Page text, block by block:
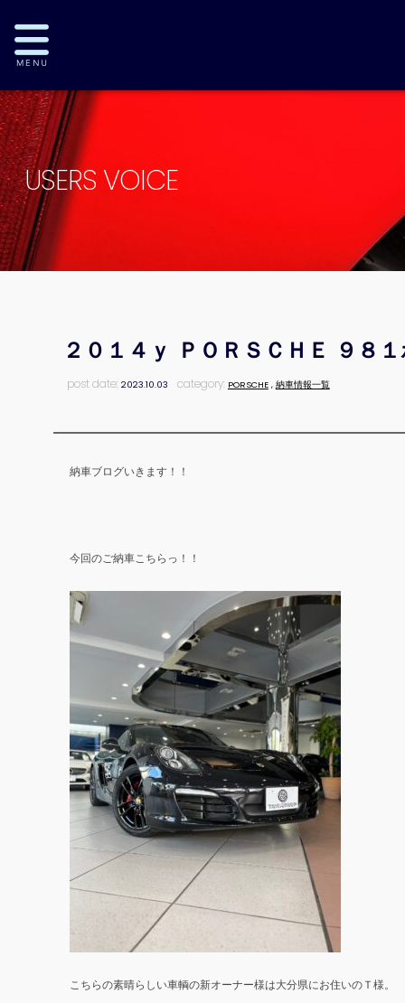
USERS VOICE
２０１４ｙ ＰＯＲＳＣＨＥ ９８
post date:2023.10.03 category: PORSCHE, 納車情報一覧
納車ブログいきます！！
今回のご納車こちらっ！！
こちらの素晴らしい車輌の新オーナー様は大分県にお住いのＴ様。